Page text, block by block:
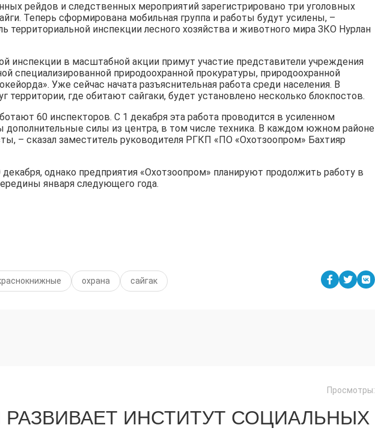
рейдов и следственных мероприятий зарегистрировано три уголовных
Теперь сформирована мобильная группа и работы будут усилены, –
территориальной инспекции лесного хозяйства и животного мира ЗКО Нурлан
инспекции в масштабной акции примут участие представители учреждения
специализированной природоохранной прокуратуры, природоохранной
Уже сейчас начата разъяснительная работа среди населения. В
территории, где обитают сайгаки, будет установлено несколько блокпостов.
60 инспекторов. С 1 декабря эта работа проводится в усиленном
силы из центра, в том числе техника. В каждом южном районе
– сказал заместитель руководителя РГКП «ПО «Охотзоопром» Бахтияр
однако предприятия «Охотзоопром» планируют продолжить работу в
января следующего года.
охрана сайгак
Просмотры:
РАЗВИВАЕТ ИНСТИТУТ СОЦИАЛЬНЫХ